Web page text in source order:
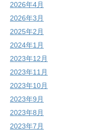
2026年4月
2026年3月
2025年2月
2024年1月
2023年12月
2023年11月
2023年10月
2023年9月
2023年8月
2023年7月